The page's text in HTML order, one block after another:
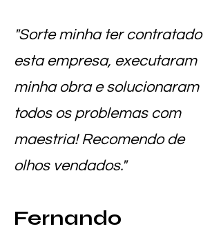
"Sorte minha ter contratado
esta empresa, executaram
minha obra e solucionaram
todos os problemas com
maestria! Recomendo de
olhos vendados."
Fernando